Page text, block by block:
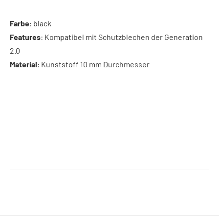
Farbe: black
Features: Kompatibel mit Schutzblechen der Generation
2.0
Material: Kunststoff 10 mm Durchmesser